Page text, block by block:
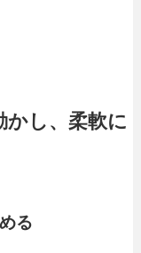
し、柔軟に
る